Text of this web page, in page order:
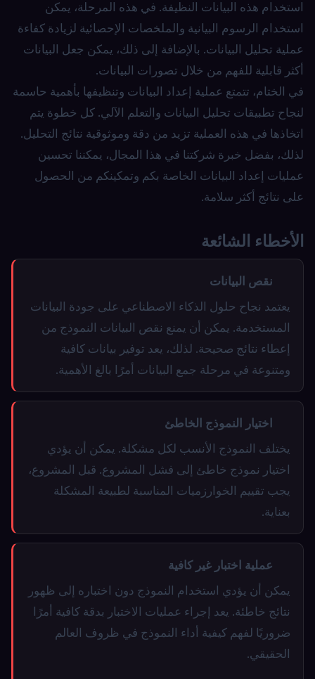
استخدام هذه البيانات النظيفة. في هذه المرحلة، يمكن
استخدام الرسوم البيانية والملخصات الإحصائية لزيادة كفاءة
عملية تحليل البيانات. بالإضافة إلى ذلك، يمكن جعل البيانات
أكثر قابلية للفهم من خلال تصورات البيانات.
في الختام، تتمتع عملية إعداد البيانات وتنظيفها بأهمية حاسمة
لنجاح تطبيقات تحليل البيانات والتعلم الآلي. كل خطوة يتم
اتخاذها في هذه العملية تزيد من دقة وموثوقية نتائج التحليل.
لذلك، بفضل خبرة شركتنا في هذا المجال، يمكننا تحسين
عمليات إعداد البيانات الخاصة بكم وتمكينكم من الحصول
على نتائج أكثر سلامة.
الأخطاء الشائعة
نقص البيانات
يعتمد نجاح حلول الذكاء الاصطناعي على جودة البيانات
المستخدمة. يمكن أن يمنع نقص البيانات النموذج من
إعطاء نتائج صحيحة. لذلك، يعد توفير بيانات كافية
ومتنوعة في مرحلة جمع البيانات أمرًا بالغ الأهمية.
اختيار النموذج الخاطئ
يختلف النموذج الأنسب لكل مشكلة. يمكن أن يؤدي
اختيار نموذج خاطئ إلى فشل المشروع. قبل المشروع،
يجب تقييم الخوارزميات المناسبة لطبيعة المشكلة
بعناية.
عملية اختبار غير كافية
يمكن أن يؤدي استخدام النموذج دون اختباره إلى ظهور
نتائج خاطئة. يعد إجراء عمليات الاختبار بدقة كافية أمرًا
ضروريًا لفهم كيفية أداء النموذج في ظروف العالم
الحقيقي.